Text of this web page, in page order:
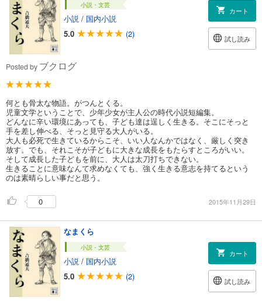
小説・文芸
小説 / 国内小説
5.0
(2)
カート
試し読み
Posted by ブクログ
何とも骨太な物語。がつんとくる。
児童文学ということで、少年少女が主人公の時代小説短編集。
どんなに辛い環境にあっても、子ども達は逞しく生きる。そこにそっと
手を差し伸べる、そっと見守る大人がいる。
大人も必死で生きているからこそ、いい人なんかではなく、厳しく突き
放す。でも、それこそが子どもに大きな成長をもたらすところがいい。
そして成長した子どもを前に、大人は太刀打ちできない。
生きることに意味なんて求めなくても、強く生きる意志を持てるという
のは素晴らしい事だと思う。
0 2015年11月29日
なまくら
小説・文芸
小説 / 国内小説
5.0
(2)
カート
試し読み